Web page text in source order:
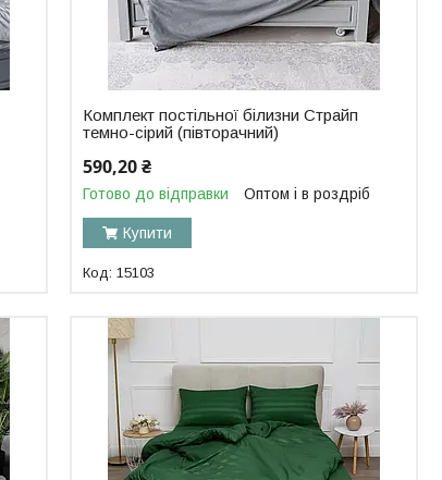
Комплект постільної білизни Страйп
темно-сірий (півторачний)
590,20 ₴
Готово до відправки Оптом і в роздріб
Купити
15103